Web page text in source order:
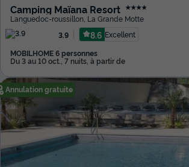
Camping Maïana Resort ★★★★
Languedoc-roussillon La Grande Motte
3.9
8.6 Excellent
MOBILHOME 6 personnes
Du 3 au 10 oct., 7 nuits, à partir de
Annulation gratuite